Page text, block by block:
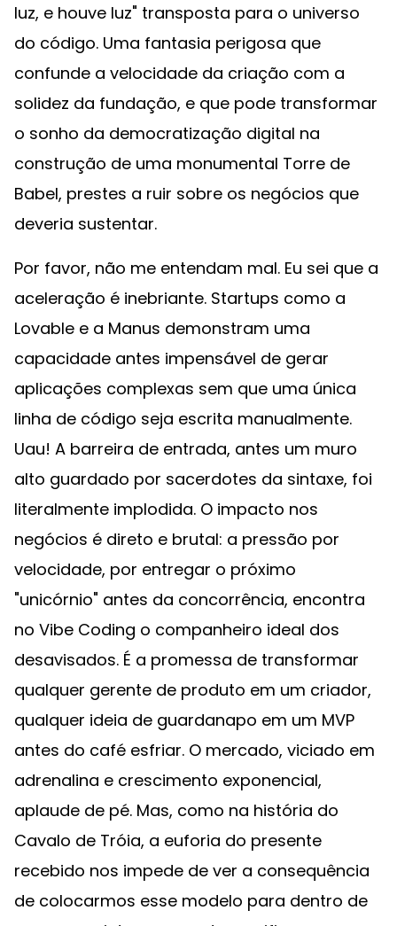
luz, e houve luz" transposta para o universo
do código. Uma fantasia perigosa que
confunde a velocidade da criação com a
solidez da fundação, e que pode transformar
o sonho da democratização digital na
construção de uma monumental Torre de
Babel, prestes a ruir sobre os negócios que
deveria sustentar.
Por favor, não me entendam mal. Eu sei que a
aceleração é inebriante. Startups como a
Lovable e a Manus demonstram uma
capacidade antes impensável de gerar
aplicações complexas sem que uma única
linha de código seja escrita manualmente.
Uau! A barreira de entrada, antes um muro
alto guardado por sacerdotes da sintaxe, foi
literalmente implodida. O impacto nos
negócios é direto e brutal: a pressão por
velocidade, por entregar o próximo
"unicórnio" antes da concorrência, encontra
no Vibe Coding o companheiro ideal dos
desavisados. É a promessa de transformar
qualquer gerente de produto em um criador,
qualquer ideia de guardanapo em um MVP
antes do café esfriar. O mercado, viciado em
adrenalina e crescimento exponencial,
aplaude de pé. Mas, como na história do
Cavalo de Tróia, a euforia do presente
recebido nos impede de ver a consequência
de colocarmos esse modelo para dentro de